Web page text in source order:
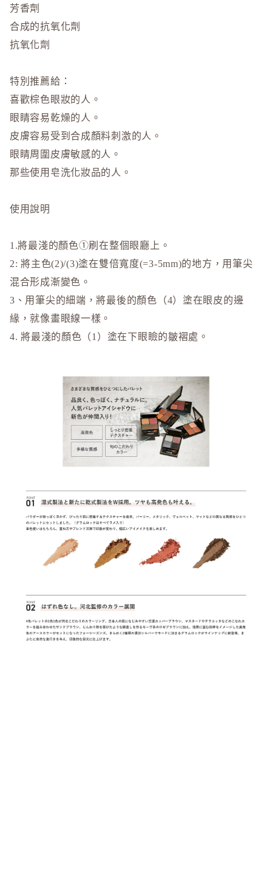
芳香劑
合成的抗氧化劑
抗氧化劑
特別推薦給：
喜歡棕色眼妝的人。
眼睛容易乾燥的人。
皮膚容易受到合成顏料刺激的人。
眼睛周圍皮膚敏感的人。
那些使用皂洗化妝品的人。
使用說明
1.將最淺的顏色①刷在整個眼廳上。
2: 將主色(2)/(3)塗在雙倍寬度(=3-5mm)的地方，用筆尖
混合形成漸變色。
3、用筆尖的細端，將最後的顏色（4）塗在眼皮的邊
緣，就像畫眼線一樣。
4. 將最淺的顏色（1）塗在下眼瞼的皺褶處。